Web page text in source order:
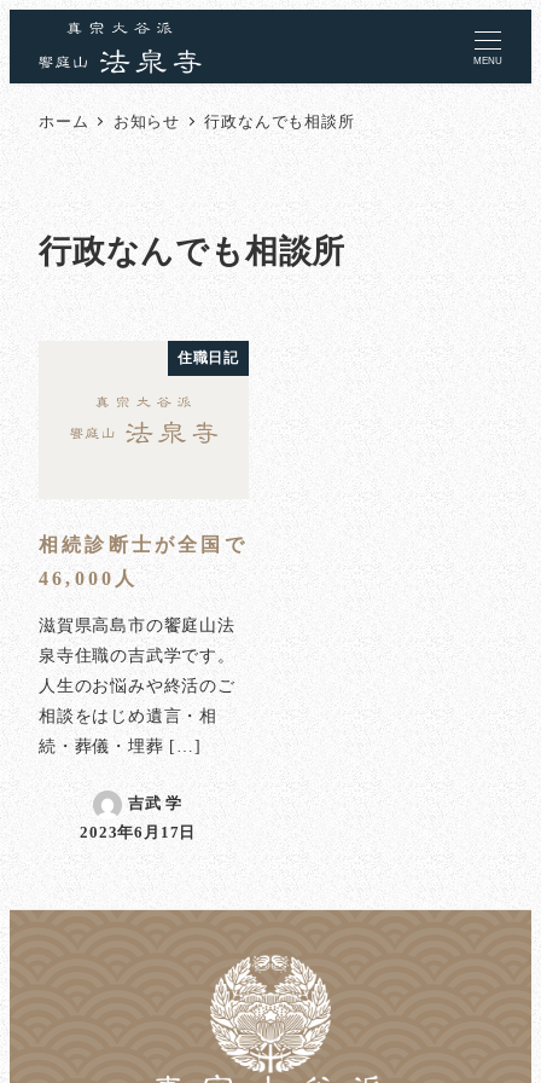
MENU
ホーム お知らせ 行政なんでも相談所
行政なんでも相談所
住職日記
相続診断士が全国で
46,000人
滋賀県高島市の饗庭山法
泉寺住職の吉武学です。
人生のお悩みや終活のご
相談をはじめ遺言・相
続・葬儀・埋葬 […]
吉武 学
投稿日
2023年6月17日